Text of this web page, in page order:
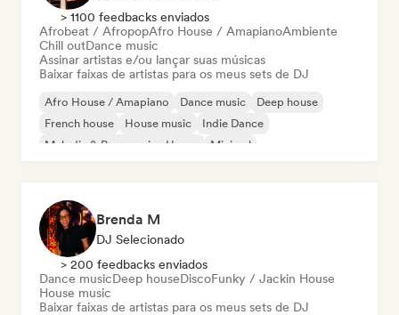
> 1100 feedbacks enviados
Afrobeat / AfropopAfro House / AmapianoAmbiente
Chill outDance music
Assinar artistas e/ou lançar suas músicas
Baixar faixas de artistas para os meus sets de DJ
Afro House / Amapiano Dance music
Deep house
French house
House music
Indie Dance
Melodic & Progressive House
Minimal
Brenda M
DJ Selecionado
> 200 feedbacks enviados
Dance musicDeep houseDiscoFunky / Jackin House
House music
Baixar faixas de artistas para os meus sets de DJ